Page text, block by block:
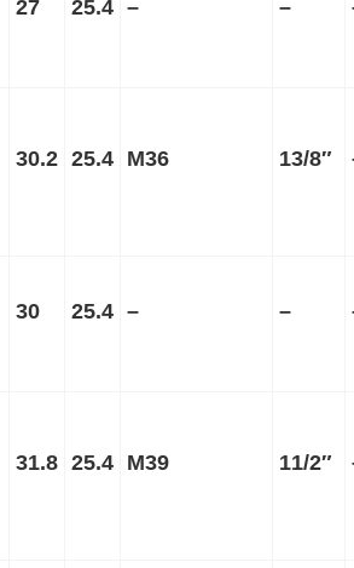
27 25.4 – –
30.2 25.4 M36 13/8″
30 25.4 – –
31.8 25.4 M39 11/2″